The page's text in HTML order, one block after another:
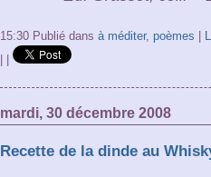
15:30 Publié dans à méditer, poèmes |
| |
mardi, 30 décembre 2008
Recette de la dinde au